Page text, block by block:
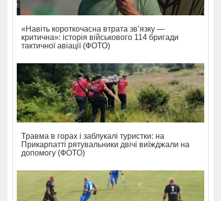
«Навіть короткочасна втрата зв’язку —
критична»: історія військового 114 бригади
тактичної авіації (ФОТО)
Травма в горах і заблукалі туристки: на
Прикарпатті рятувальники двічі виїжджали на
допомогу (ФОТО)